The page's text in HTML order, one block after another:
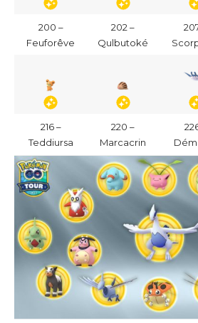
200 –
Feuforêve
202 –
Qulbutoké
216 –
Teddiursa
220 –
Marcacrin